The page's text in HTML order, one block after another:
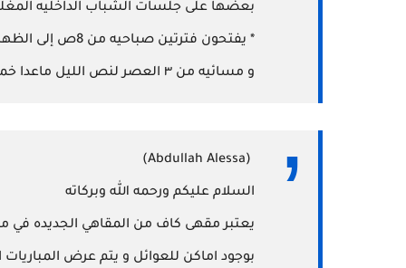
بعضها على جلسات الشباب الداخليه
* يفتحون فترتين صباحيه من 8ص إلى الظهر
و مسائيه من ٣ العصر لنص الليل ماعدا خميس وجمعه ل١ الفجر (الجمعه مايفتح الا فتره مسائيه).
(Abdullah Alessa)
السلام عليكم ورحمه الله وبركاته
يعتبر مقهى كاف من المقاهي الجديده في
بوجود اماكن للعوائل و يتم عرض